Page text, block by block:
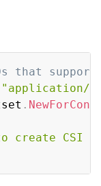
that
"application/
.
create CSI